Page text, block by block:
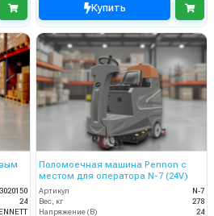
Купить
24
Поломоечная машина Pennon с
местом для оператора N-7 (24V)
Артикул
N-7
Вес, кг
278
Напряжение (В)
24